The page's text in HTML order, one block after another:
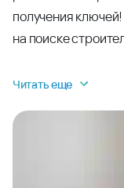
получения
на поиске
Читать еще